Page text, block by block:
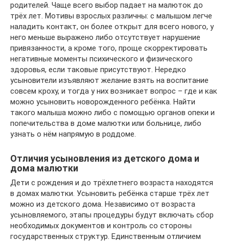
родителей. Чаще всего выбор падает на малюток до
трёх лет. Мотивы взрослых различны: с малышом легче
наладить контакт, он более открыт для всего нового, у
него меньше выражено либо отсутствует нарушение
привязанности, а кроме того, проще скорректировать
негативные моменты психического и физического
здоровья, если таковые присутствуют. Нередко
усыновители изъявляют желание взять на воспитание
совсем кроху, и тогда у них возникает вопрос – где и как
можно усыновить новорожденного ребёнка. Найти
такого малыша можно либо с помощью органов опеки и
попечительства в доме малютки или больнице, либо
узнать о нём напрямую в роддоме.
Отличия усыновления из детского дома и
дома малютки
Дети с рождения и до трёхлетнего возраста находятся
в домах малютки. Усыновить ребёнка старше трёх лет
можно из детского дома. Независимо от возраста
усыновляемого, этапы процедуры будут включать сбор
необходимых документов и контроль со стороны
государственных структур. Единственным отличием